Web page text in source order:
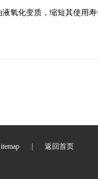
氧化变质，缩短其使用寿
| 返回首页